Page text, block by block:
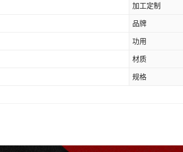
加工定制
品牌
功用
材质
规格